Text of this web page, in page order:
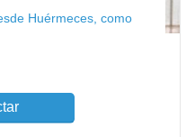
Huérmeces, como